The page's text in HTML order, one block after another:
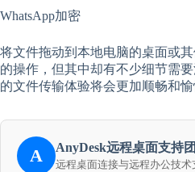
WhatsApp加密
将文件拖动到本地电脑的桌面或
的操作，但其中却有不少细节需
的文件传输体验将会更加顺畅和愉
A AnyDesk远程桌面支持
远程桌面连接与远程办公技术